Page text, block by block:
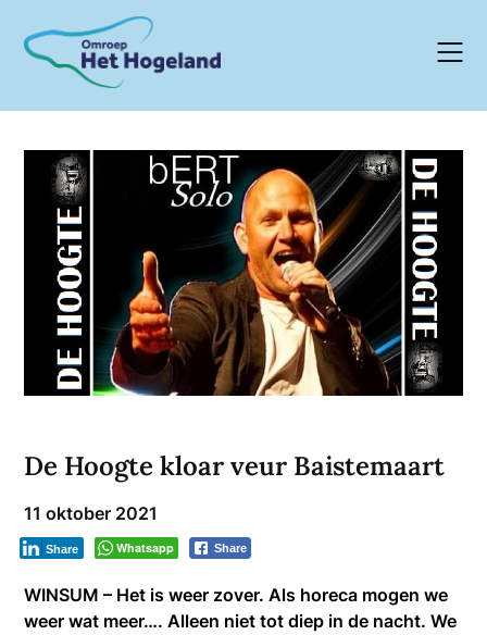
content
De Hoogte kloar veur Baistemaart
11 oktober 2021
Whatsapp Share
Share
WINSUM – Het is weer zover. Als horeca mogen we
weer wat meer…. Alleen niet tot diep in de nacht. We